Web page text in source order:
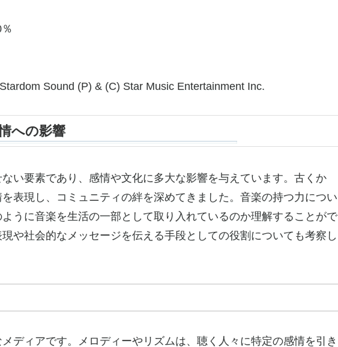
Sound (P) & (C) Star Music Entertainment Inc.
への影響
い要素であり、感情や文化に多大な影響を与えています。古くか
表現し、コミュニティの絆を深めてきました。音楽の持つ力につい
うに音楽を生活の一部として取り入れているのか理解することがで
や社会的なメッセージを伝える手段としての役割についても考察し
ディアです。メロディーやリズムは、聴く人々に特定の感情を引き